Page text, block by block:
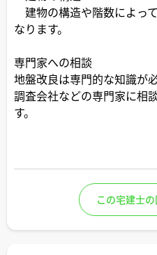
建物の構造や階数によっ
なります。
専門家への相談
地盤改良は専門的な知識が
調査会社などの専門家に相
す。
この宅建士